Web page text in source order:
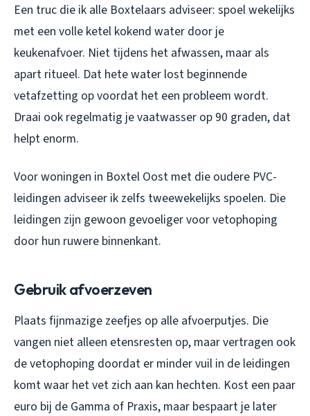
Een truc die ik alle Boxtelaars adviseer: spoel wekelijks
met een volle ketel kokend water door je
keukenafvoer. Niet tijdens het afwassen, maar als
apart ritueel. Dat hete water lost beginnende
vetafzetting op voordat het een probleem wordt.
Draai ook regelmatig je vaatwasser op 90 graden, dat
helpt enorm.
Voor woningen in Boxtel Oost met die oudere PVC-
leidingen adviseer ik zelfs tweewekelijks spoelen. Die
leidingen zijn gewoon gevoeliger voor vetophoping
door hun ruwere binnenkant.
Gebruik afvoerzeven
Plaats fijnmazige zeefjes op alle afvoerputjes. Die
vangen niet alleen etensresten op, maar vertragen ook
de vetophoping doordat er minder vuil in de leidingen
komt waar het vet zich aan kan hechten. Kost een paar
euro bij de Gamma of Praxis, maar bespaart je later